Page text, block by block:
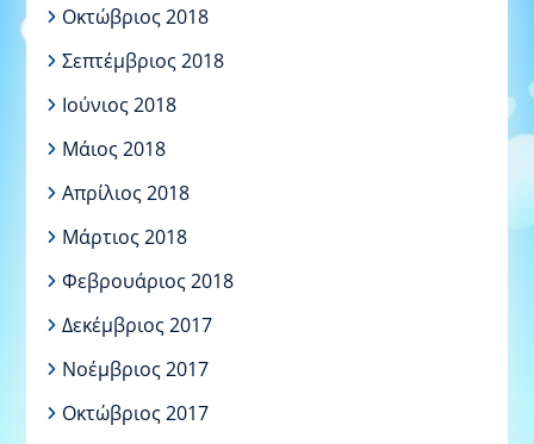
Οκτώβριος 2018
Σεπτέμβριος 2018
Ιούνιος 2018
Μάιος 2018
Απρίλιος 2018
Μάρτιος 2018
Φεβρουάριος 2018
Δεκέμβριος 2017
Νοέμβριος 2017
Οκτώβριος 2017